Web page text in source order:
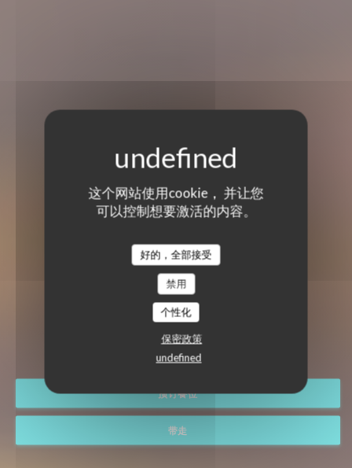
这个网站使用cookie， 并让您
可以控制想要激活的内容。
好的，全部接受
禁用
个性化
保密政策
undefined
TI CASE CREOLE
克里奥尔餐厅
预订餐位
带走